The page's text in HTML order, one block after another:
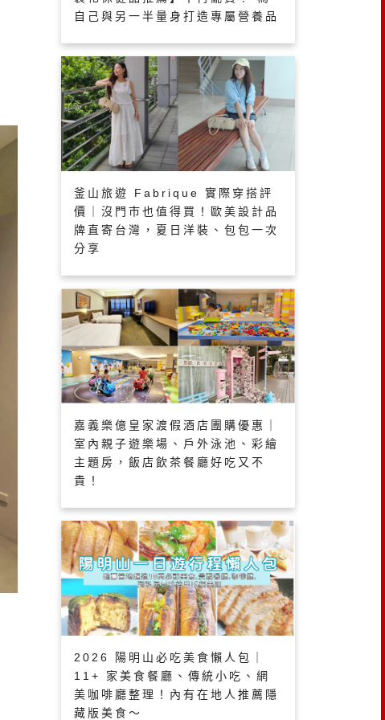
自己與另一半量身打造專屬營養品
釜山旅遊 Fabrique 實際穿搭評
價｜沒門市也值得買！歐美設計品
牌直寄台灣，夏日洋裝、包包一次
分享
嘉義樂億皇家渡假酒店團購優惠｜
室內親子遊樂場、戶外泳池、彩繪
主題房，飯店飲茶餐廳好吃又不
貴！
2026 陽明山必吃美食懶人包｜
11+ 家美食餐廳、傳統小吃、網
美咖啡廳整理！內有在地人推薦隱
藏版美食～